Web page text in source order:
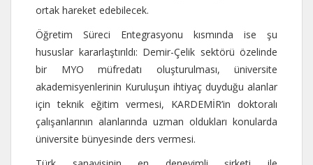
ortak hareket edebilecek.
Öğretim Süreci Entegrasyonu kısmında ise şu
hususlar kararlaştırıldı: Demir-Çelik sektörü özelinde
bir MYO müfredatı oluşturulması, üniversite
akademisyenlerinin Kuruluşun ihtiyaç duyduğu alanlar
için teknik eğitim vermesi, KARDEMİR’in doktoralı
çalışanlarının alanlarında uzman oldukları konularda
üniversite bünyesinde ders vermesi.